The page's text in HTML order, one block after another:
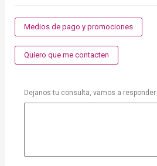
Medios de pago y promociones
Quiero que me contacten
Dejanos tu consulta, vamos a